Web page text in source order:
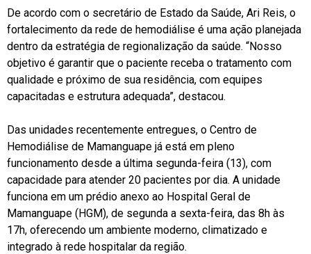
De acordo com o secretário de Estado da Saúde, Ari Reis, o
fortalecimento da rede de hemodiálise é uma ação planejada
dentro da estratégia de regionalização da saúde. “Nosso
objetivo é garantir que o paciente receba o tratamento com
qualidade e próximo de sua residência, com equipes
capacitadas e estrutura adequada”, destacou.
Das unidades recentemente entregues, o Centro de
Hemodiálise de Mamanguape já está em pleno
funcionamento desde a última segunda-feira (13), com
capacidade para atender 20 pacientes por dia. A unidade
funciona em um prédio anexo ao Hospital Geral de
Mamanguape (HGM), de segunda a sexta-feira, das 8h às
17h, oferecendo um ambiente moderno, climatizado e
integrado à rede hospitalar da região.